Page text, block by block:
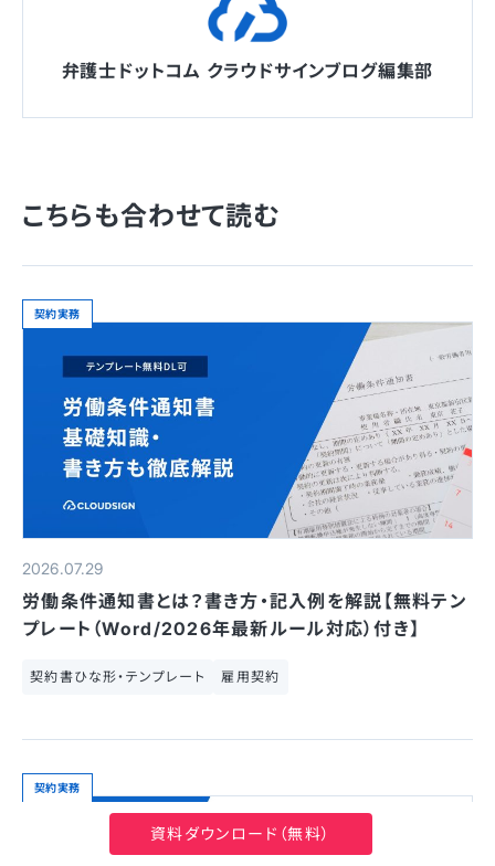
弁護士ドットコム クラウドサインブログ編集部
こちらも合わせて読む
契約実務
2026.07.29
労働条件通知書とは？書き方・記入例を解説【無料テン
プレート（Word/2026年最新ルール対応）付き】
契約書ひな形・テンプレート 雇用契約
契約実務
資料ダウンロード（無料）